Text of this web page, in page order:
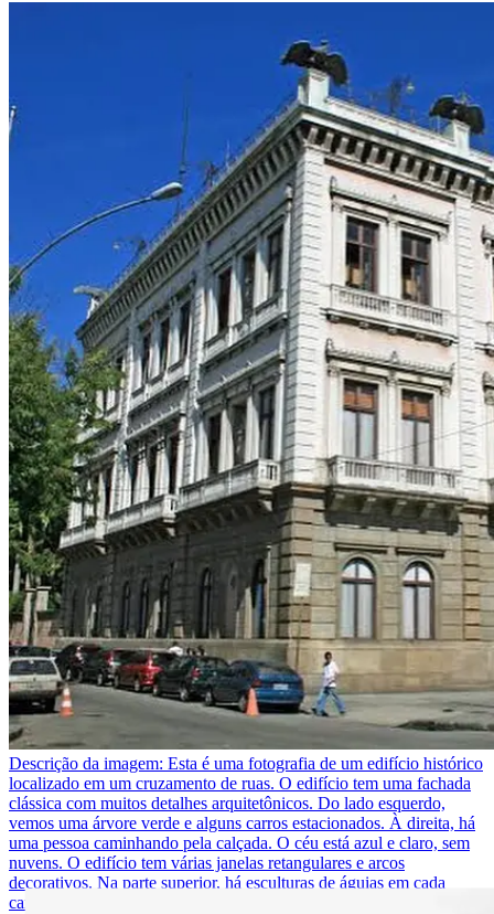
Descrição da imagem: Esta é uma fotografia de um edifício histórico
localizado em um cruzamento de ruas. O edifício tem uma fachada
clássica com muitos detalhes arquitetônicos. Do lado esquerdo,
vemos uma árvore verde e alguns carros estacionados. À direita, há
uma pessoa caminhando pela calçada. O céu está azul e claro, sem
nuvens. O edifício tem várias janelas retangulares e arcos
decorativos. Na parte superior, há esculturas de águias em cada
canto.